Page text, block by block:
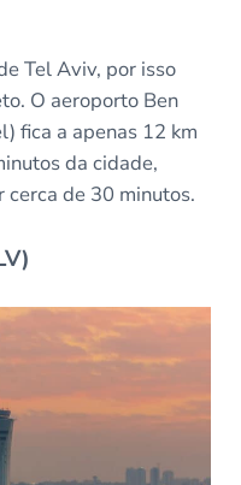
Tel Aviv, por isso
O aeroporto Ben
fica a apenas 12 km
da cidade,
de 30 minutos.